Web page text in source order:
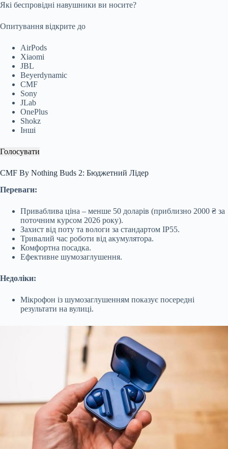
Які беспровідні навушники ви носите?
Опитування відкрите до
AirPods
Xiaomi
JBL
Beyerdynamic
CMF
Sony
JLab
OnePlus
Shokz
Інші
Голосувати
CMF By Nothing Buds 2: Бюджетний Лідер
Переваги:
Приваблива ціна – менше 50 доларів (приблизно 2000 ₴ за
поточним курсом 2026 року).
Захист від поту та вологи за стандартом IP55.
Тривалий час роботи від акумулятора.
Комфортна посадка.
Ефективне шумозаглушення.
Недоліки:
Мікрофон із шумозаглушенням показує посередні
результати на вулиці.